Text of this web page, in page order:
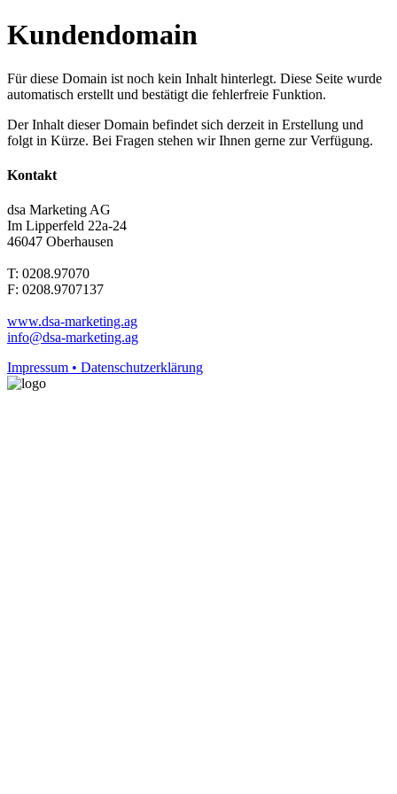
Kundendomain
Für diese Domain ist noch kein Inhalt hinterlegt. Diese Seite wurde
automatisch erstellt und bestätigt die fehlerfreie Funktion.
Der Inhalt dieser Domain befindet sich derzeit in Erstellung und
folgt in Kürze. Bei Fragen stehen wir Ihnen gerne zur Verfügung.
Kontakt
dsa Marketing AG
Im Lipperfeld 22a-24
46047 Oberhausen
T: 0208.97070
F: 0208.9707137
www.dsa-marketing.ag
info@dsa-marketing.ag
Impressum • Datenschutzerklärung